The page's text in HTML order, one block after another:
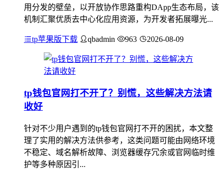
用分发的壁垒，以开放协作思路重构DApp生态布局，该
机制汇聚优质去中心化应用资源，为开发者拓展曝光...
tp苹果版下载 qbadmin 963 2026-08-09
tp钱包官网打不开了？别慌，这些解决方法请
收好
针对不少用户遇到的tp钱包官网打不开的困扰，本文整
理了实用的解决方法供参考，这类问题可能由网络环境
不稳定、域名解析故障、浏览器缓存冗余或官网临时维
护等多种原因引...